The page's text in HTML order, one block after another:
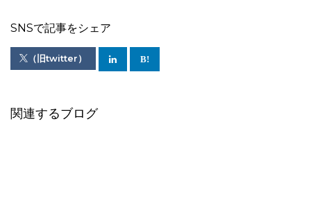
SNSで記事をシェア
（旧twitter）
関連するブログ